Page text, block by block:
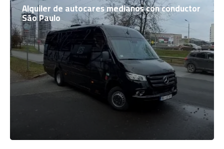
Alquiler de autocares medianos con conductor
São Paulo